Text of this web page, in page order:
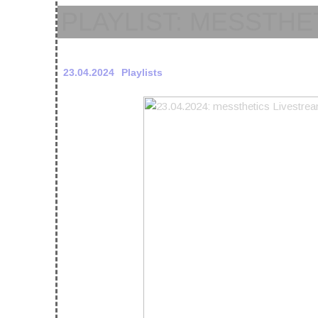
23.04.2024 Playlists